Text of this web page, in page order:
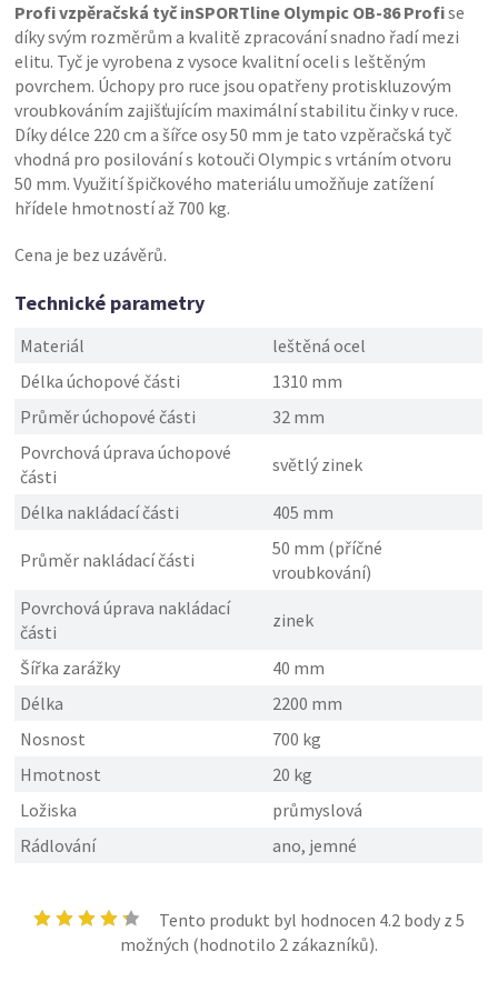
Profi vzpěračská tyč inSPORTline Olympic OB-86 Profise
díky svým rozměrům a kvalitě zpracování snadno řadí mezi
elitu. Tyč je vyrobena z vysoce kvalitní oceli s leštěným
povrchem. Úchopy pro ruce jsou opatřeny protiskluzovým
vroubkováním zajišťujícím maximální stabilitu činky v ruce.
Díky délce 220 cm a šířce osy 50 mm je tato vzpěračská tyč
vhodná pro posilování s kotouči Olympic s vrtáním otvoru
50 mm. Využití špičkového materiálu umožňuje zatížení
hřídele hmotností až 700 kg.
Cena je bez uzávěrů.
Technické parametry
Materiál
leštěná ocel
Délka úchopové části
1310 mm
Průměr úchopové části
32 mm
Povrchová úprava úchopové
části
světlý zinek
Délka nakládací části 405 mm
Průměr nakládací části
50 mm (příčné
vroubkování)
Povrchová úprava nakládací
části
zinek
Šířka zarážky
40 mm
Délka
2200 mm
Nosnost
700 kg
Hmotnost
20 kg
Ložiska
průmyslová
Rádlování
ano, jemné
Tento produkt byl hodnocen 4.2body z 5
možných (hodnotilo 2zákazníků).